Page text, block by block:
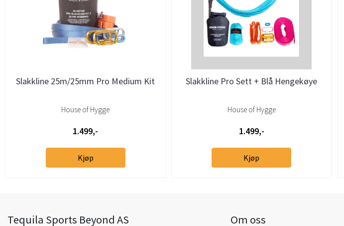
Slakkline 25m/25mm Pro Medium Kit
House of Hygge
1.499,-
Kjøp
Slakkline Pro Sett + Blå Hengekøye
House of Hygge
1.499,-
Kjøp
Tequila Sports Beyond AS Om oss